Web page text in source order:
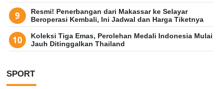
Resmi! Penerbangan dari Makassar ke Selayar
Beroperasi Kembali, Ini Jadwal dan Harga Tiketnya
Koleksi Tiga Emas, Perolehan Medali Indonesia Mulai
Jauh Ditinggalkan Thailand
SPORT